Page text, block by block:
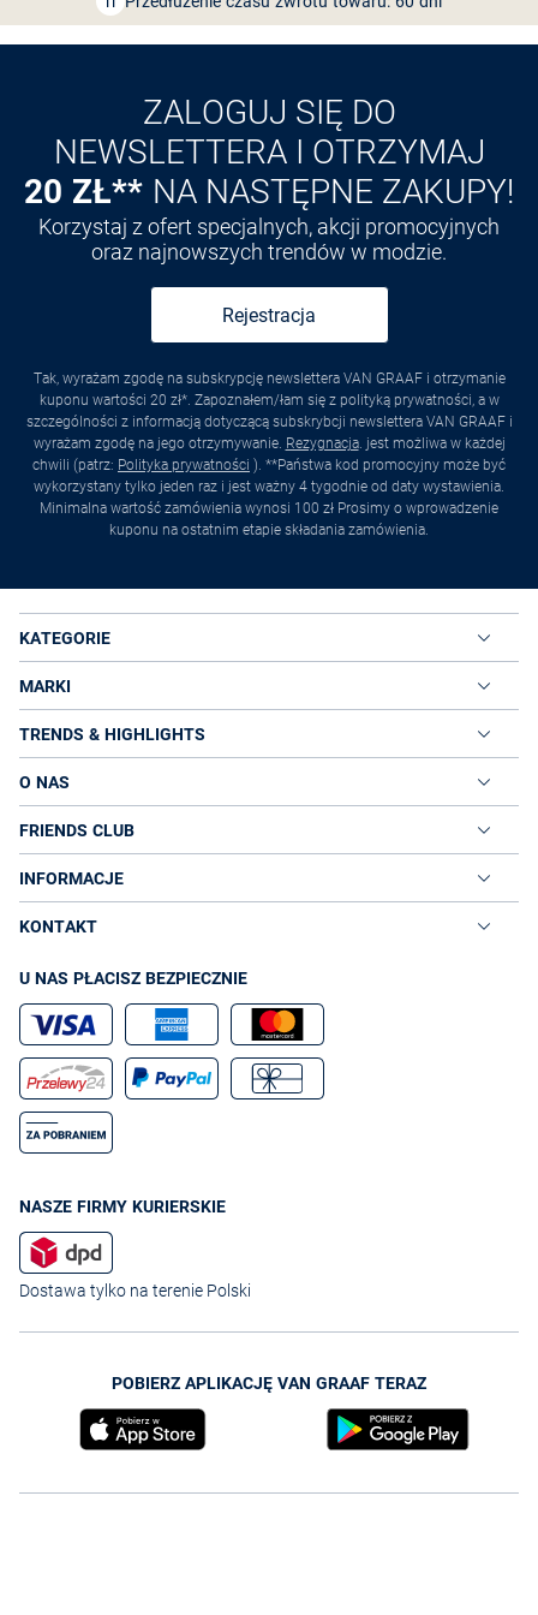
ZALOGUJ SIĘ DO
NEWSLETTERA I OTRZYMAJ
20 ZŁ** NA NASTĘPNE ZAKUPY!
Korzystaj z ofert specjalnych, akcji promocyjnych
oraz najnowszych trendów w modzie.
Rejestracja
Tak, wyrażam zgodę na subskrypcję newslettera VAN GRAAF i otrzymanie
kuponu wartości 20 zł*. Zapoznałem/łam się z polityką prywatności, a w
szczególności z informacją dotyczącą subskrybcji newslettera VAN GRAAF i
wyrażam zgodę na jego otrzymywanie. Rezygnacja. jest możliwa w każdej
chwili (patrz: Polityka prywatności ). **Państwa kod promocyjny może być
wykorzystany tylko jeden raz i jest ważny 4 tygodnie od daty wystawienia.
Minimalna wartość zamówienia wynosi 100 zł Prosimy o wprowadzenie
kuponu na ostatnim etapie składania zamówienia.
KATEGORIE
MARKI
TRENDS & HIGHLIGHTS
O NAS
FRIENDS CLUB
INFORMACJE
KONTAKT
U NAS PŁACISZ BEZPIECZNIE
NASZE FIRMY KURIERSKIE
Dostawa tylko na terenie Polski
POBIERZ APLIKACJĘ VAN GRAAF TERAZ